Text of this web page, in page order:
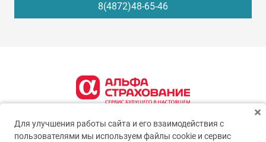
8(4872)48-65-46
Для улучшения работы сайта и его взаимодействия с
пользователями мы используем файлы cookie и сервис